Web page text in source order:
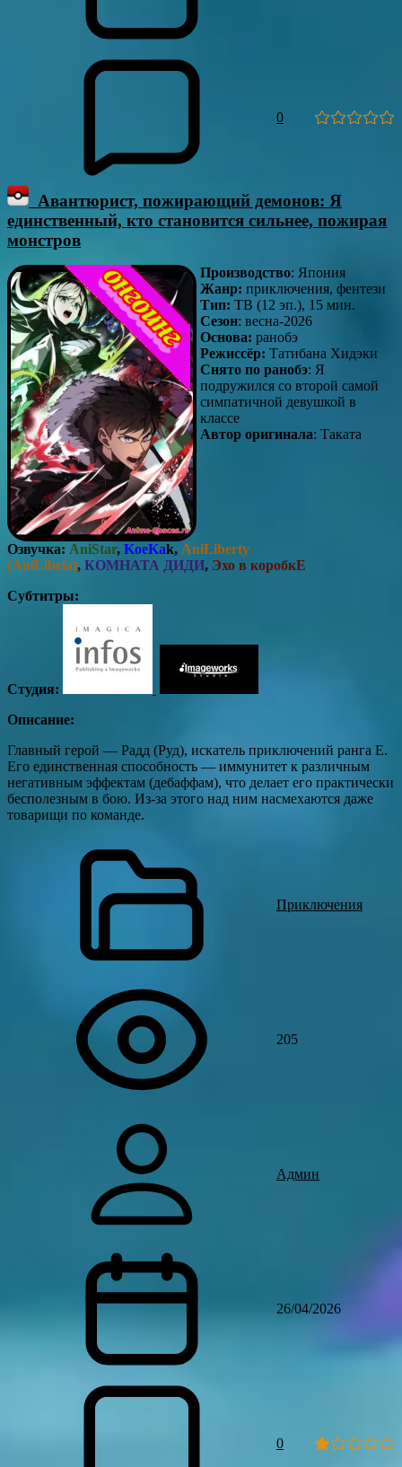
0
Авантюрист, пожирающий демонов: Я
единственный, кто становится сильнее, пожирая
монстров
Производство: Япония
Жанр: приключения, фентези
Тип: ТВ (12 эп.), 15 мин.
Сезон: весна-2026
Основа: ранобэ
Режиссёр: Татибана Хидэки
Снято по ранобэ: Я
подружился со второй самой
симпатичной девушкой в
классе
Автор оригинала: Таката
Озвучка: AniStar, KoeKak, AniLiberty
(AniLibria), КОМНАТА ДИДИ, Эхо в коробкЕ
Субтитры:
Студия:
Описание:
Главный герой — Радд (Руд), искатель приключений ранга Е.
Его единственная способность — иммунитет к различным
негативным эффектам (дебаффам), что делает его практически
бесполезным в бою. Из-за этого над ним насмехаются даже
товарищи по команде.
Приключения
205
Админ
26/04/2026
0